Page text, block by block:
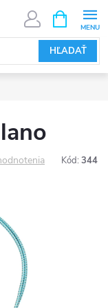
HĽADAŤ
KOŠÍK
Kód: 344